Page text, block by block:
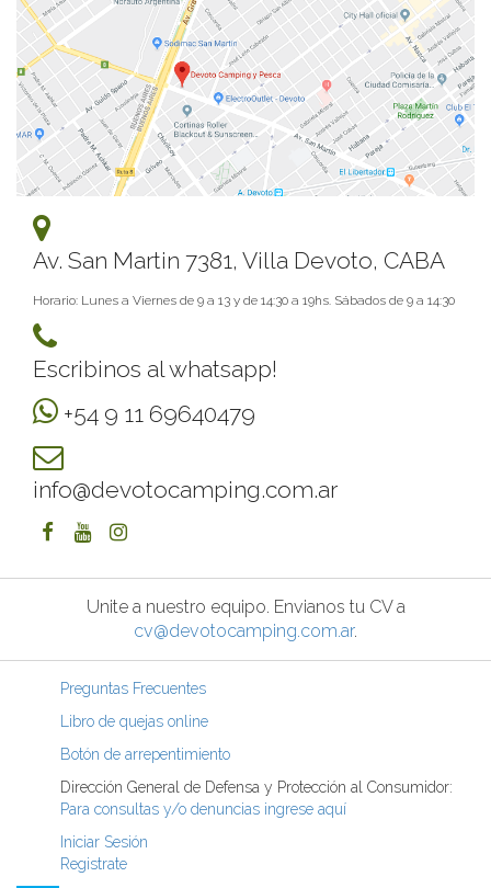
Av. San Martin 7381, Villa Devoto, CABA
Horario: Lunes a Viernes de 9 a 13 y de 14:30 a 19hs. Sábados de 9 a 14:30
Escribinos al whatsapp!
+54 9 11 69640479
info@devotocamping.com.ar
Unite a nuestro equipo. Envianos tu CV a
cv@devotocamping.com.ar.
Preguntas Frecuentes
Libro de quejas online
Botón de arrepentimiento
Dirección General de Defensa y Protección al Consumidor:
Para consultas y/o denuncias ingrese aquí
Iniciar Sesión
Registrate